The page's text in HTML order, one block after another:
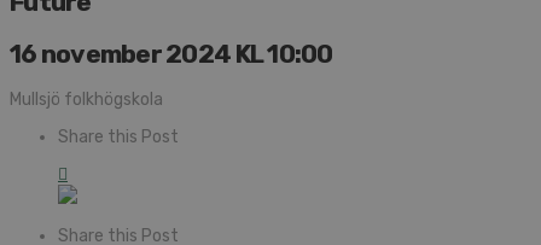
16 november 2024 KL 10:00
Mullsjö folkhögskola
Share this Post
Share this Post